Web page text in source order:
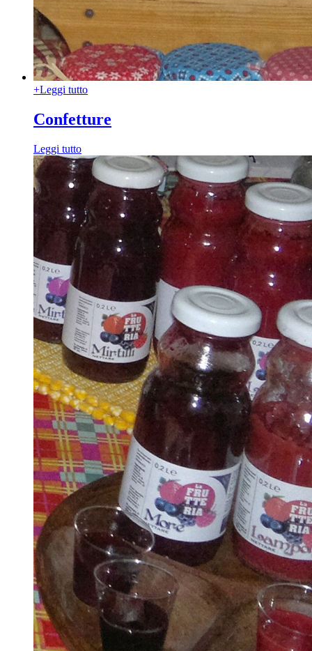
+Leggi tutto
Confetture
Leggi tutto